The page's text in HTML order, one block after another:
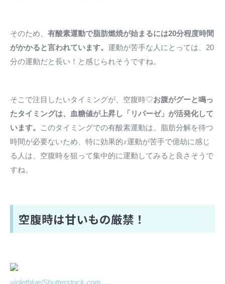
そのため、 有酸素運動で脂肪燃焼が始まるには20分程度時間
がかかると言われています。 運動が苦手な人にとっては、20
分の運動だと長い！と感じられそうですね。
そこで注目したいタイミングが、空腹時♡お腹がグーと鳴っ
たタイミングは、血糖値が上昇し「リパーゼ」が活発化して
います。
このタイミングでの有酸素運動は、脂肪分解を待つ
時間が必要ないため、特に効果的♪運動が苦手で億劫に感じ
る人は、空腹時を狙って集中的に運動してみると良さそうで
すね。
空腹時は甘いもの厳禁！
violetblue/Shutterstock.com